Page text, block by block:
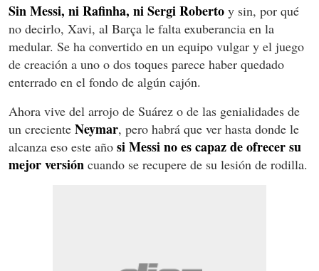
Sin Messi, ni Rafinha, ni Sergi Roberto y sin, por qué
no decirlo, Xavi, al Barça le falta exuberancia en la
medular. Se ha convertido en un equipo vulgar y el juego
de creación a uno o dos toques parece haber quedado
enterrado en el fondo de algún cajón.
Ahora vive del arrojo de Suárez o de las genialidades de
un creciente Neymar, pero habrá que ver hasta donde le
alcanza eso este año si Messi no es capaz de ofrecer su
mejor versión cuando se recupere de su lesión de rodilla.